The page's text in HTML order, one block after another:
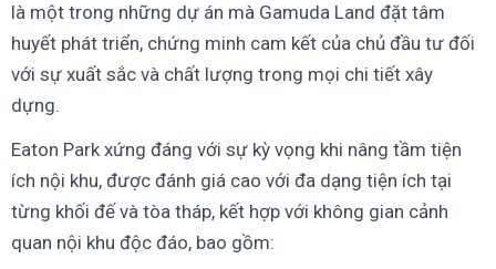
là một trong những dự án mà Gamuda Land đặt tâm
huyết phát triển, chứng minh cam kết của chủ đầu tư đối
với sự xuất sắc và chất lượng trong mọi chi tiết xây
dựng.
Eaton Park xứng đáng với sự kỳ vọng khi nâng tầm tiện
ích nội khu, được đánh giá cao với đa dạng tiện ích tại
từng khối đế và tòa tháp, kết hợp với không gian cảnh
quan nội khu độc đáo, bao gồm: